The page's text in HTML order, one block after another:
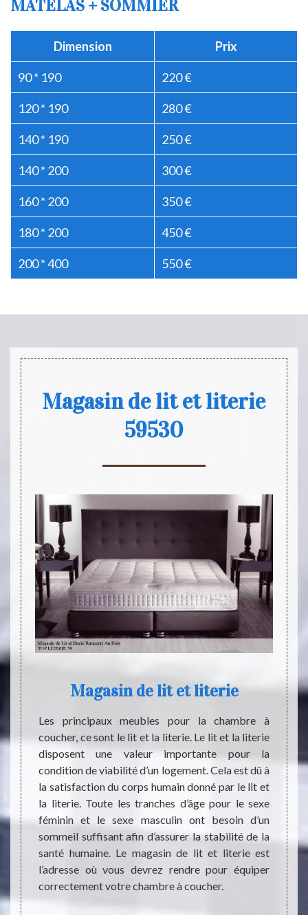
MATELAS + SOMMIER
Dimension Prix
90 * 190 220 €
120 * 190 280 €
140 * 190 250 €
140 * 200 300 €
160 * 200 350 €
180 * 200 450 €
200 * 400 550 €
Magasin de lit et literie
59530
faut
un
très
il
très
Magasin de lit et literie
Les principaux meubles pour la chambre à
coucher, ce sont le lit et la literie. Le lit et la literie
disposent une valeur importante pour la
condition de viabilité d’un logement. Cela est dû à
la satisfaction du corps humain donné par le lit et
la literie. Toute les tranches d’âge pour le sexe
féminin et le sexe masculin ont besoin d’un
sommeil suffisant afin d’assurer la stabilité de la
santé humaine. Le magasin de lit et literie est
l’adresse où vous devrez rendre pour équiper
correctement votre chambre à coucher.
pas
site